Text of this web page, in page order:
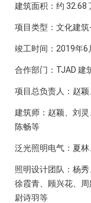
建筑面积：约 32.68
项目类型：文化建筑
竣工时间：2019年6
合作部门：TJAD 建
项目总负责人：赵颖
建筑师：赵颖、刘灵
陈畅等
泛光照明电气：夏
照明设计团队：杨
徐霞青、顾兴花、周
尉诗羽等